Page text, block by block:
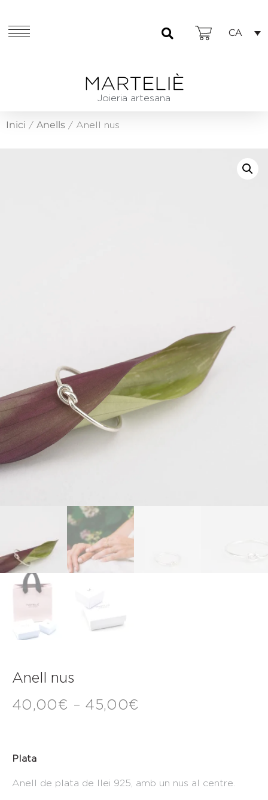
CA
Joieria artesana
Inici / Anells / Anell nus
Anell nus
40,00€ – 45,00€
Plata
Anell de plata de llei 925, amb un nus al centre.